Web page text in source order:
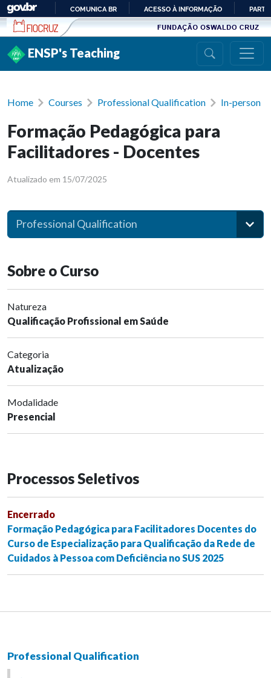
Ir para conteúdo
PARA
COMUNICA BR ACESSO À INFORMAÇÃO
ENSP's Teaching
Home Courses Professional Qualification In-person
Formação Pedagógica para
Facilitadores - Docentes
Atualizado em 15/07/2025
Professional Qualification
Sobre o Curso
Natureza
Qualificação Profissional em Saúde
Categoria
Atualização
Modalidade
Presencial
Processos Seletivos
Encerrado
Formação Pedagógica para Facilitadores Docentes do
Curso de Especialização para Qualificação da Rede de
Cuidados à Pessoa com Deficiência no SUS 2025
Professional Qualification